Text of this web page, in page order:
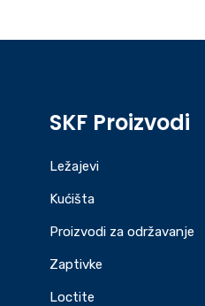
SKF Proizvodi
Ležajevi
Kućišta
Proizvodi za održavanje
Zaptivke
Loctite